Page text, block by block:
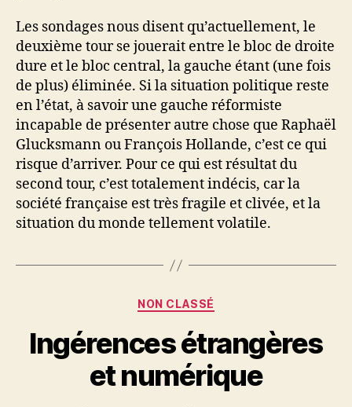
Les sondages nous disent qu’actuellement, le
deuxième tour se jouerait entre le bloc de droite
dure et le bloc central, la gauche étant (une fois
de plus) éliminée. Si la situation politique reste
en l’état, à savoir une gauche réformiste
incapable de présenter autre chose que Raphaël
Glucksmann ou François Hollande, c’est ce qui
risque d’arriver. Pour ce qui est résultat du
second tour, c’est totalement indécis, car la
société française est très fragile et clivée, et la
situation du monde tellement volatile.
Catégories
NON CLASSÉ
Ingérences étrangères
et numérique